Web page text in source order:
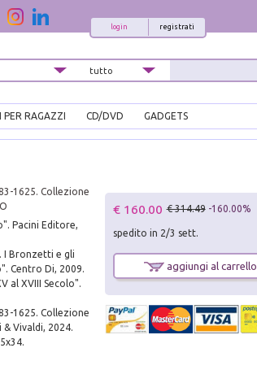
registrati
login
PER RAGAZZI CD/DVD GADGETS
1625. Collezione
Pacini Editore,
I Bronzetti e gli
Centro Di, 2009.
al XVIII Secolo".
1625. Collezione
Vivaldi, 2024.
€ 160.00 € 314.49 -160.00%
spedito in 2/3 sett.
aggiungi al carrello